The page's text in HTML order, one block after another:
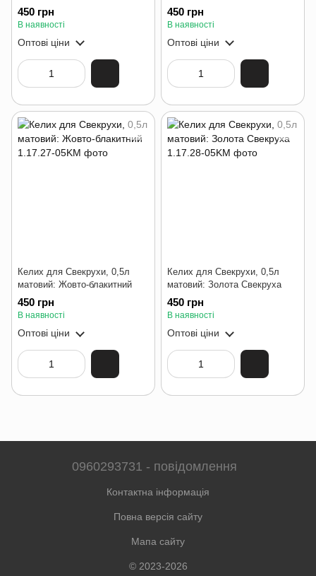
450 грн
В наявності
Оптові ціни
450 грн
В наявності
Оптові ціни
Келих для Свекрухи, 0,5л
матовий: Жовто-блакитний
450 грн
В наявності
Оптові ціни
Келих для Свекрухи, 0,5л
матовий: Золота Свекруха
450 грн
В наявності
Оптові ціни
0960293731 - повідомлення
Контактна інформація
Повна версія сайту
Мапа сайту
© 2023-2026